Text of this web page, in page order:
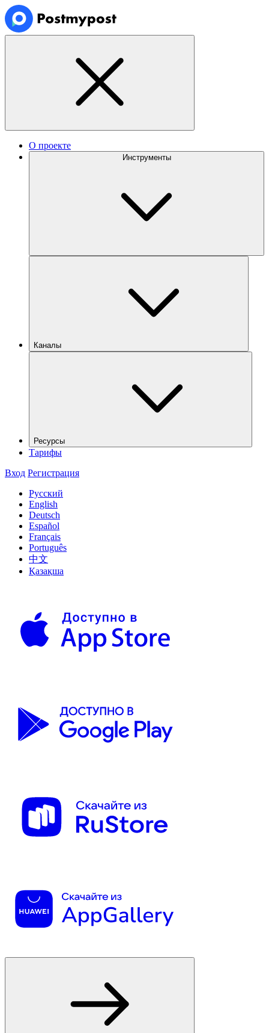
О проекте
Инструменты
Каналы
Ресурсы
Тарифы
Вход Регистрация
Русский
English
Deutsch
Español
Français
Português
中文
Қазақша